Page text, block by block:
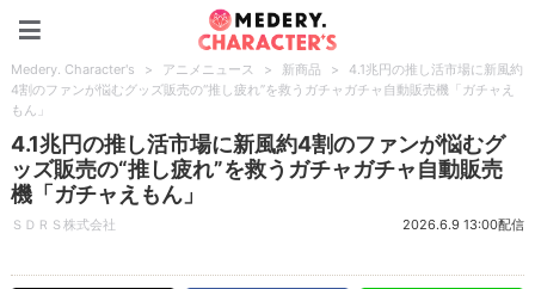
Medery. Character's > アニメニュース > 新商品 >
4.1兆円の推し活市場に新風約
4割のファンが悩むグッズ販売の“推し疲れ”を救うガチャガチャ自動販売機「ガチャえ
もん」
4.1兆円の推し活市場に新風約4割のファンが悩むグ
ッズ販売の“推し疲れ”を救うガチャガチャ自動販売
機「ガチャえもん」
ＳＤＲＳ株式会社 2026.6.9 13:00配信